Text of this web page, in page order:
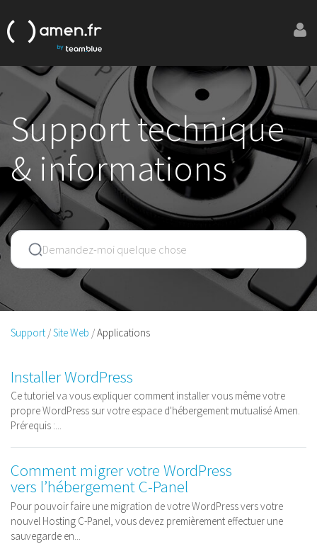
Support technique
& informations
Support Site Web Applications
Installer WordPress
Ce tutoriel va vous expliquer comment installer vous même votre
propre WordPress sur votre espace d'hébergement mutualisé Amen.
Prérequis :...
Comment migrer votre WordPress
vers l’hébergement C-Panel
Pour pouvoir faire une migration de votre WordPress vers votre
nouvel Hosting C-Panel, vous devez premièrement effectuer une
sauvegarde en...